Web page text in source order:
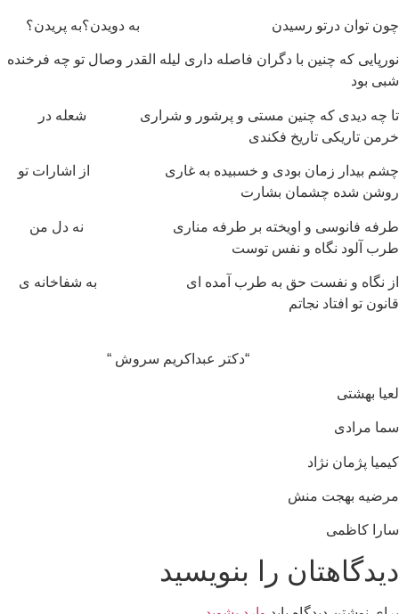
چون توان درتو رسیدن به دویدن؟به پریدن؟
نورپایی که چنین با دگران فاصله داری لیله القدر وصال تو چه فرخنده
شبی بود
تا چه دیدی که چنین مستی و پرشور و شراری شعله در
خرمن تاریکی تاریخ فکندی
چشم بیدار زمان بودی و خسبیده به غاری از اشارات تو
روشن شده چشمان بشارت
طرفه فانوسی و اویخته بر طرفه مناری نه دل من
طرب آلود نگاه و نفس توست
از نگاه و نفست حق به طرب آمده ای به شفاخانه ی
قانون تو افتاد نجاتم
“دکتر عبداکریم سروش “
لعیا بهشتی
سما مرادی
کیمیا پژمان نژاد
مرضیه بهجت منش
سارا کاظمی
دیدگاهتان را بنویسید